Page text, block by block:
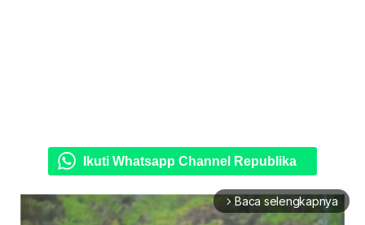
Ikuti Whatsapp Channel Republika
arrow_forward_ios Baca selengkapnya